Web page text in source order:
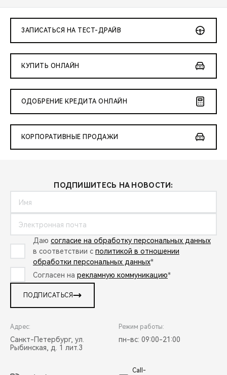
ЗАПИСАТЬСЯ НА ТЕСТ-ДРАЙВ
КУПИТЬ ОНЛАЙН
ОДОБРЕНИЕ КРЕДИТА ОНЛАЙН
КОРПОРАТИВНЫЕ ПРОДАЖИ
ПОДПИШИТЕСЬ НА НОВОСТИ:
Даю согласие на обработку персональных данных
в соответствии с политикой в отношении
обработки персональных данных*
Согласен на рекламную коммуникацию*
ПОДПИСАТЬСЯ
Адрес:
Санкт-Петербург, ул.
Рыбинская, д. 1 лит.3
Режим работы:
пн-вс: 09:00-21:00
Call-